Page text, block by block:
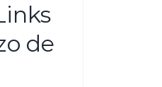
de